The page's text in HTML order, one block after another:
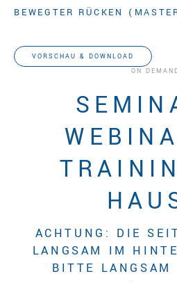
BEWEGTER RÜCKEN
VORSCHAU & DOWNLOAD
ON
ACHTUNG: DIE
LANGSAM IM
BITTE LANGSAM